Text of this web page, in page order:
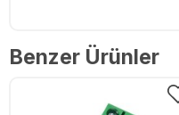
Benzer Ürünler